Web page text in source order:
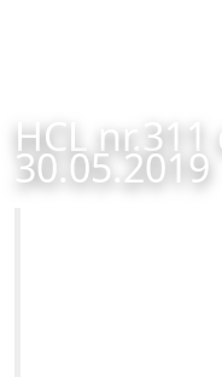
HCL
30.05.2019